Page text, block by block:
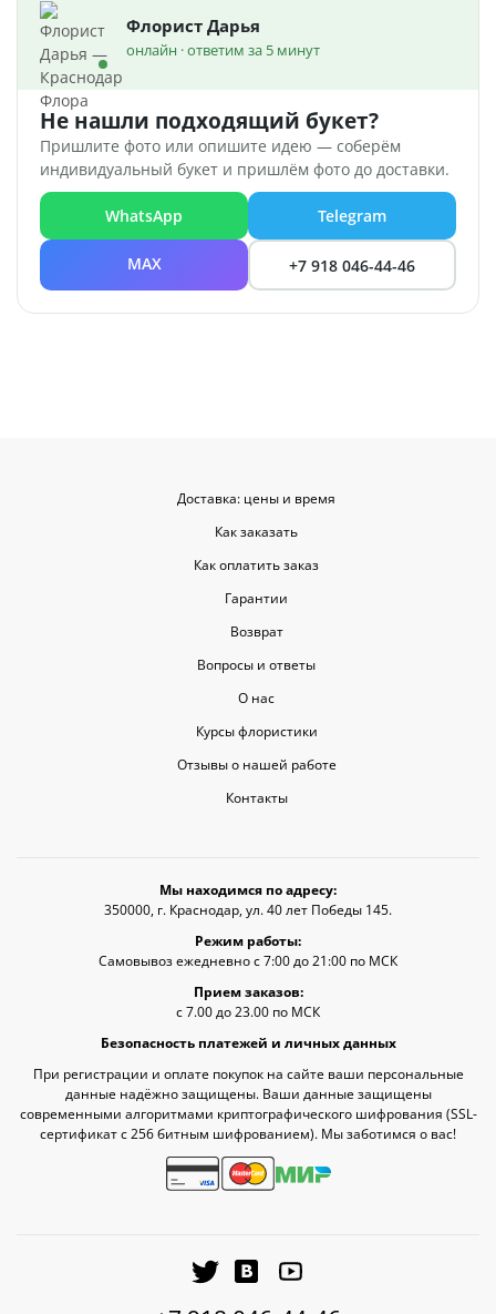
Флорист Дарья
онлайн · ответим за 5 минут
Не нашли подходящий букет?
Пришлите фото или опишите идею — соберём
индивидуальный букет и пришлём фото до доставки.
WhatsApp Telegram
MAX +7 918 046-44-46
Доставка: цены и время
Как заказать
Как оплатить заказ
Гарантии
Возврат
Вопросы и ответы
О нас
Курсы флористики
Отзывы о нашей работе
Контакты
Мы находимся по адресу:
350000, г. Краснодар, ул. 40 лет Победы 145.
Режим работы:
Самовывоз ежедневно с 7:00 до 21:00 по МСК
Прием заказов:
с 7.00 до 23.00 по МСК
Безопасность платежей и личных данных
При регистрации и оплате покупок на сайте ваши персональные
данные надёжно защищены. Ваши данные защищены
современными алгоритмами криптографического шифрования (SSL-
сертификат c 256 битным шифрованием). Мы заботимся о вас!